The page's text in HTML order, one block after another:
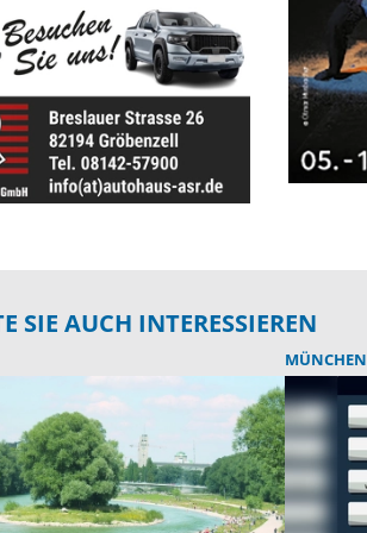
SIE AUCH INTERESSIEREN
MÜNCHEN